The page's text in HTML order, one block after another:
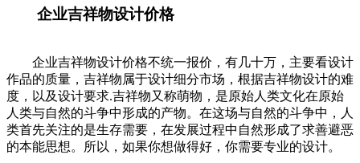
企业吉祥物设计价格
企业吉祥物设计价格不统一报价，有几十万，主要看设计
作品的质量，吉祥物属于设计细分市场，根据吉祥物设计的难
度，以及设计要求.吉祥物又称萌物，是原始人类文化在原始
人类与自然的斗争中形成的产物。在这场与自然的斗争中，人
类首先关注的是生存需要，在发展过程中自然形成了求善避恶
的本能思想。所以，如果你想做得好，你需要专业的设计。